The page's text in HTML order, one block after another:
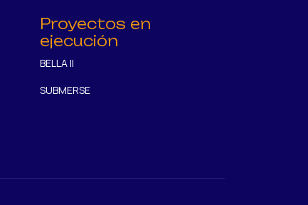
Proyectos en
ejecución
BELLA II
SUBMERSE